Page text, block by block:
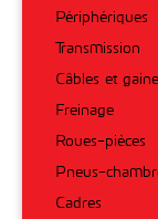
Périphériques
Transmission
Câbles et gaine
Freinage
Roues-pièces
Pneus-
Cadres